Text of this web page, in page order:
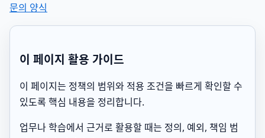
문의 양식
이 페이지 활용 가이드
이 페이지는 정책의 범위와 적용 조건을 빠르게 확인할 수
있도록 핵심 내용을 정리합니다.
업무나 학습에서 근거로 활용할 때는 정의, 예외, 책임 범